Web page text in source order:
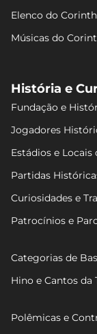
Elenco do
Músicas do
História e
Fundação e
Jogadores
Estádios e Locais
Partidas
Curiosidades e
Patrocínios e
Categorias de
Hino e Cantos da
Polêmicas e